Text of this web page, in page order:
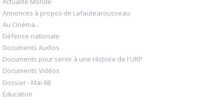
Annonces à propos de Lafautearousseau
Au Cinéma...
Défense nationale
Documents Audios
Documents pour servir à une Histoire de l'URP
Documents Vidéos
Dossier - Mai 68
Éducation